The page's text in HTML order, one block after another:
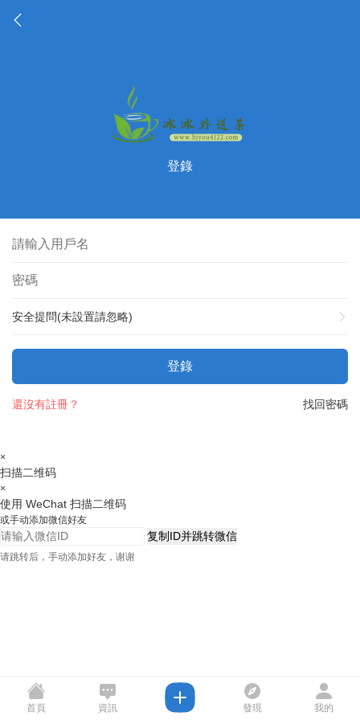
登錄
安全提問(未設置請忽略)
登錄
找回密碼
還沒有註冊？
×
扫描二维码
×
使用 WeChat 扫描二维码
或手动添加微信好友
复制ID并跳转微信
请跳转后，手动添加好友，谢谢
首頁 資訊 發現 我的